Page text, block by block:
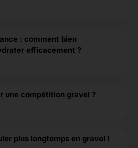
: comment bien
efficacement ?
une compétition gravel ?
plus longtemps en gravel !